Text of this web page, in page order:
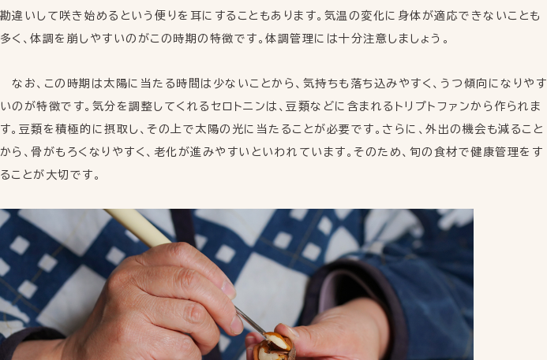
NEWS POINTOF SEKKI
いまの節気の一点
FAQ
CONTACT PRIVACY POLICY
勘違いして咲き始めるという便りを耳にすることもあります。気温の変化に身体が適応できないことも
多く、体調を崩しやすいのがこの時期の特徴です。体調管理には十分注意しましょう。
なお、この時期は太陽に当たる時間は少ないことから、気持ちも落ち込みやすく、うつ傾向になりやす
いのが特徴です。気分を調整してくれるセロトニンは、豆類などに含まれるトリプトファンから作られま
す。豆類を積極的に摂取し、その上で太陽の光に当たることが必要です。さらに、外出の機会も減ること
から、骨がもろくなりやすく、老化が進みやすいといわれています。そのため、旬の食材で健康管理をす
ることが大切です。